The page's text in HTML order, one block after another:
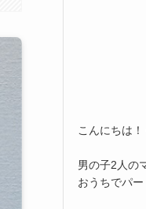
こんにちは
男の子2人の
おうちでパー